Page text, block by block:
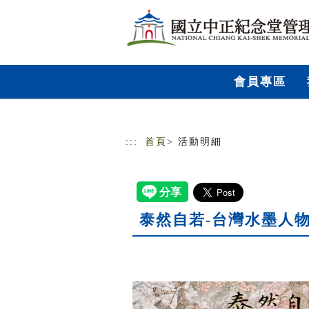
會員專區
::: 首頁 > 活動明細
泰然自若-台灣水墨人